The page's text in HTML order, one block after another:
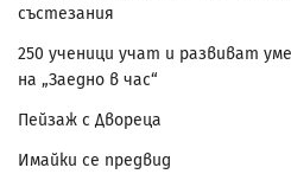
състезания
250 ученици учат и развиват
на „Заедно в час“
Пейзаж с Двореца
Имайки се предвид